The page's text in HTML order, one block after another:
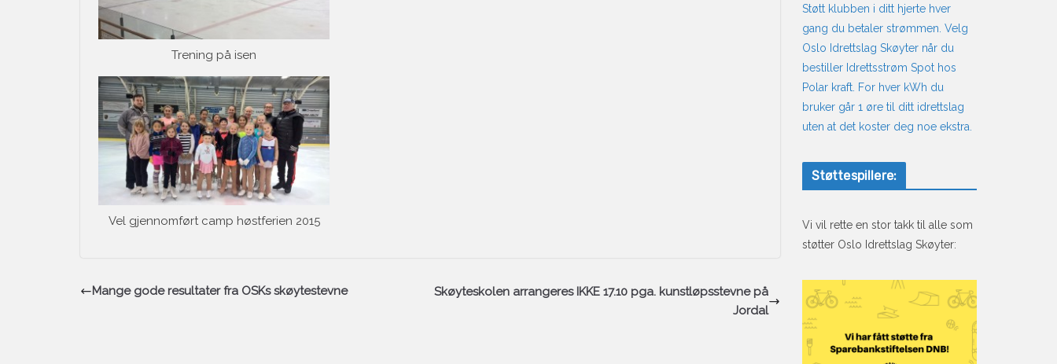
Trening på isen
Vel gjennomført camp høstferien 2015
Mange gode resultater fra OSKs skøytestevne
Skøyteskolen arrangeres IKKE 17.10 pga. kunstløpsstevne på
Jordal
Støtt klubben i ditt hjerte hver
gang du betaler strømmen. Velg
Oslo Idrettslag Skøyter når du
bestiller Idrettsstrøm Spot hos
Polar kraft. For hver kWh du
bruker går 1 øre til ditt idrettslag
uten at det koster deg noe ekstra.
Støttespillere:
Vi vil rette en stor takk til alle som
støtter Oslo Idrettslag Skøyter: